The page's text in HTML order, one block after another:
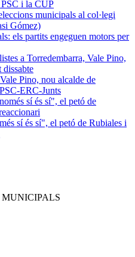
PSC i la CUP
els partits engeguen motors per
Pino, nou alcalde de
ERC-Junts
sí és sí", el petó de Rubiales i
MUNICIPALS